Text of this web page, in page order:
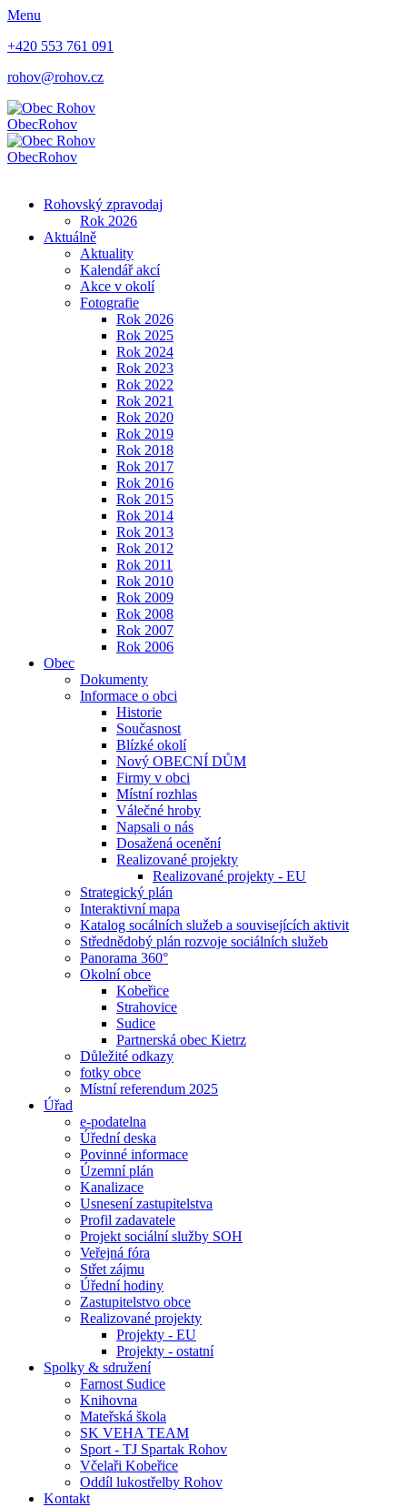
Menu
+420 553 761 091
rohov@rohov.cz
ObecRohov
ObecRohov
Rohovský zpravodaj
Rok 2026
Aktuálně
Aktuality
Kalendář akcí
Akce v okolí
Fotografie
Rok 2026
Rok 2025
Rok 2024
Rok 2023
Rok 2022
Rok 2021
Rok 2020
Rok 2019
Rok 2018
Rok 2017
Rok 2016
Rok 2015
Rok 2014
Rok 2013
Rok 2012
Rok 2011
Rok 2010
Rok 2009
Rok 2008
Rok 2007
Rok 2006
Obec
Dokumenty
Informace o obci
Historie
Současnost
Blízké okolí
Nový OBECNÍ DŮM
Firmy v obci
Místní rozhlas
Válečné hroby
Napsali o nás
Dosažená ocenění
Realizované projekty
Realizované projekty - EU
Strategický plán
Interaktivní mapa
Katalog socálních služeb a souvisejících aktivit
Střednědobý plán rozvoje sociálních služeb
Panorama 360°
Okolní obce
Kobeřice
Strahovice
Sudice
Partnerská obec Kietrz
Důležité odkazy
fotky obce
Místní referendum 2025
Úřad
e-podatelna
Úřední deska
Povinné informace
Územní plán
Kanalizace
Usnesení zastupitelstva
Profil zadavatele
Projekt sociální služby SOH
Veřejná fóra
Střet zájmu
Úřední hodiny
Zastupitelstvo obce
Realizované projekty
Projekty - EU
Projekty - ostatní
Spolky & sdružení
Farnost Sudice
Knihovna
Mateřská škola
SK VEHA TEAM
Sport - TJ Spartak Rohov
Včelaři Kobeřice
Oddíl lukostřelby Rohov
Kontakt